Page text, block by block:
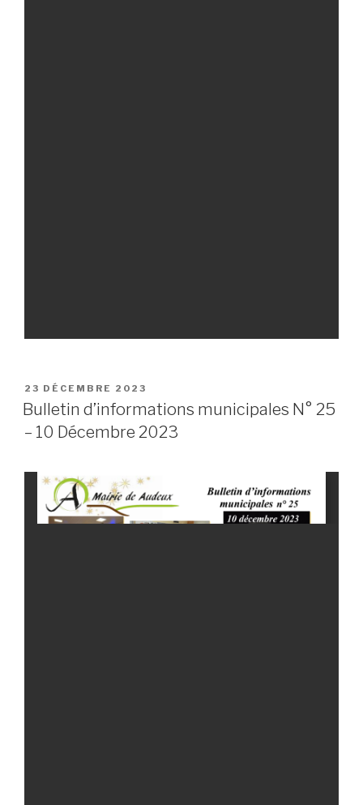
PUBLIÉ
LE
23 DÉCEMBRE 2023
Bulletin d’informations municipales N° 25
– 10 Décembre 2023